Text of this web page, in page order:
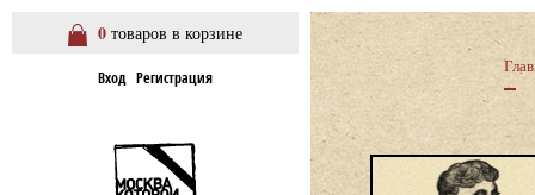
0 товаров в корзине
Вход Регистрация